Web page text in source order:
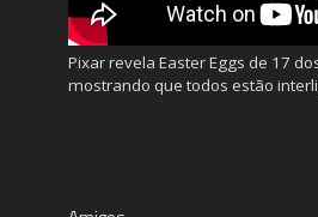
Pixar revela Easter Eggs de 17
mostrando que todos estão